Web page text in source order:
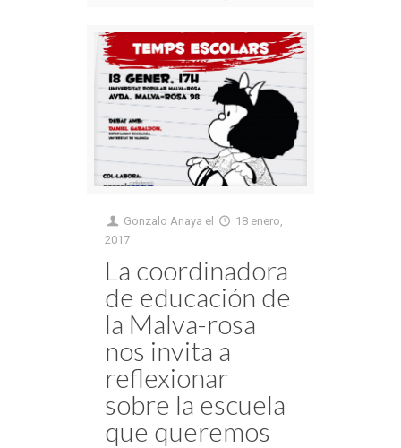
Gonzalo Anaya el
18 enero,
2017
La coordinadora
de educación de
la Malva-rosa
nos invita a
reflexionar
sobre la escuela
que queremos